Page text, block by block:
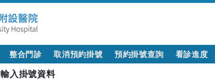
整合門診 取消預約掛號 預約掛號查詢 看診進度
輸入掛號資料